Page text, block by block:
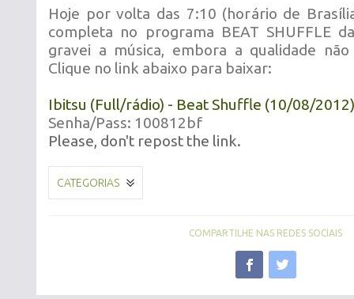
Hoje por volta das 7:10 (horário de
completa no programa BEAT SHUFFLE
gravei a música, embora a qualidade
Clique no link abaixo para baixar:
Ibitsu (Full/rádio) - Beat Shuffle (10/08/2012)
Senha/Pass: 100812bf
Please, don't repost the link.
CATEGORIAS
COMPARTILHE NAS REDES SOCIAIS